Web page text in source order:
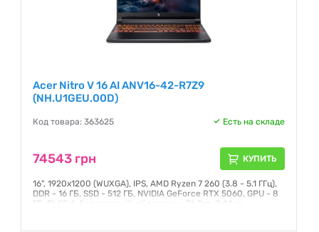
Acer Nitro V 16 AI ANV16-42-R7Z9
(NH.U1GEU.00D)
Код товара: 363625 Есть на складе
74543 грн КУПИТЬ
16", 1920x1200 (WUXGA), IPS, AMD Ryzen 7 260 (3.8 - 5.1 ГГц),
DDR - 16 ГБ, SSD - 512 ГБ, NVIDIA GeForce RTX 5060, GPU - 8
ГБ, DLSS 4, без операційної системи, 76 Втг, 2.44 кг